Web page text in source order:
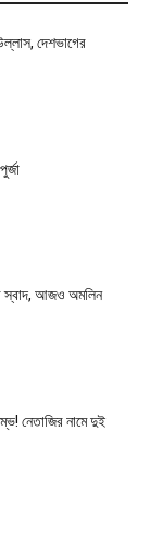
দেশভাগের
স্বাদ, আজও অমলিন
নেতাজির নামে দুই